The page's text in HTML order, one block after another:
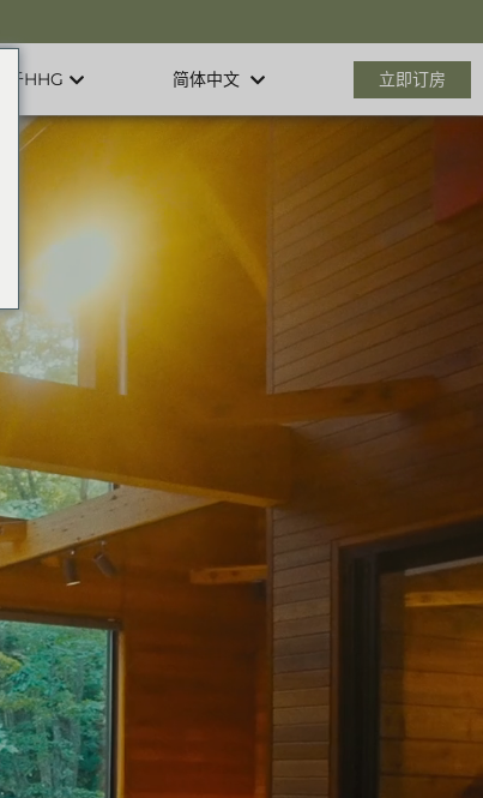
关于HHG 简体中文 立即订房